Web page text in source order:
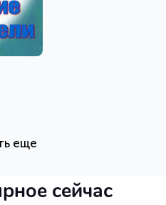
- код
еще
сейчас